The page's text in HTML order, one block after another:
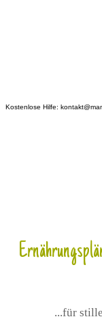
Kostenlose Hilfe:
...für